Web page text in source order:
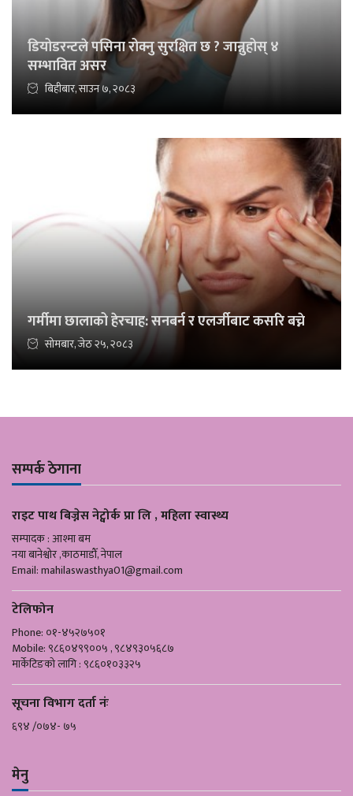
डियोडरन्टले पसिना रोक्नु सुरक्षित छ ? जान्नुहोस् ४
सम्भावित असर
बिहीबार, साउन ७, २०८३
गर्मीमा छालाको हेरचाह: सनबर्न र एलर्जीबाट कसरि बच्ने
सोमबार, जेठ २५, २०८३
सम्पर्क ठेगाना
राइट पाथ बिज्नेस नेट्वोर्क प्रा लि , महिला स्वास्थ्य
सम्पादक : आश्मा बम
नया बानेश्वोर ,काठमाडौँ, नेपाल
Email:mahilaswasthya01@gmail.com
टेलिफोन
Phone: ०१-४५२७५०१
Mobile: ९८६०४९९००५ , ९८४९३०५६८७
मार्केटिङको लागि : ९८६०१०३३२५
सूचना विभाग दर्ता नंः
६९४ /०७४- ७५
मेनु